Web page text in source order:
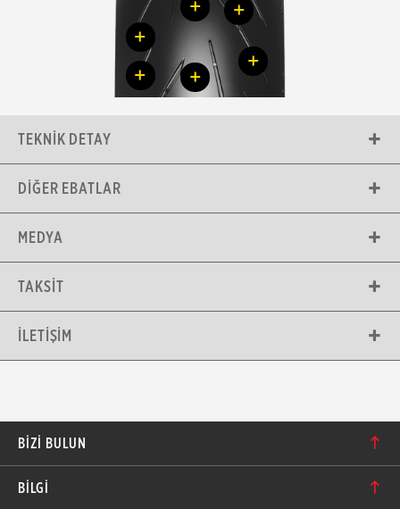
+
+
+
+ +
TEKNIK DETAY
DIĞER EBATLAR
MEDYA
TAKSIT
İLETIŞIM
BIZI BULUN
BİLGİ